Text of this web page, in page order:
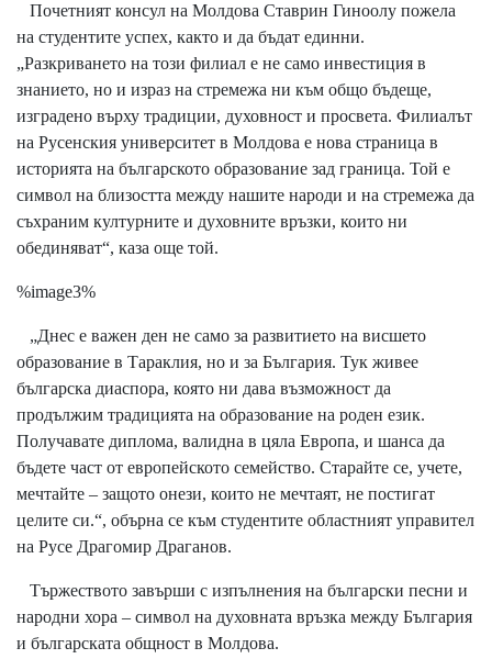
Почетният консул на Молдова Ставрин Гиноолу пожела
на студентите успех, както и да бъдат единни.
„Разкриването на този филиал е не само инвестиция в
знанието, но и израз на стремежа ни към общо бъдеще,
изградено върху традиции, духовност и просвета. Филиалът
на Русенския университет в Молдова е нова страница в
историята на българското образование зад граница. Той е
символ на близостта между нашите народи и на стремежа да
съхраним културните и духовните връзки, които ни
обединяват“, каза още той.
%image3%
„Днес е важен ден не само за развитието на висшето
образование в Тараклия, но и за България. Тук живее
българска диаспора, която ни дава възможност да
продължим традицията на образование на роден език.
Получавате диплома, валидна в цяла Европа, и шанса да
бъдете част от европейското семейство. Старайте се, учете,
мечтайте – защото онези, които не мечтаят, не постигат
целите си.“, обърна се към студентите областният управител
на Русе Драгомир Драганов.
Тържеството завърши с изпълнения на български песни и
народни хора – символ на духовната връзка между България
и българската общност в Молдова.